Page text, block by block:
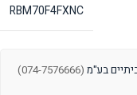
RBM70F4FXNC
בע"מ (074-7576666)